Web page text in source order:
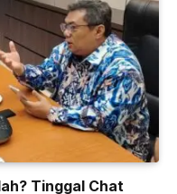
Tinggal Chat